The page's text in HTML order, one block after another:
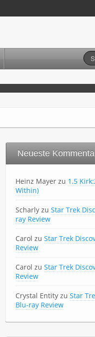
HD Blu-rays
Neueste
Heinz Mayerzu 1.5
Within)
Scharlyzu Star Trek
ray Review
Carol zu Star Trek
Review
Carol zu Star Trek
Review
Crystal Entityzu Star
Blu-ray Review